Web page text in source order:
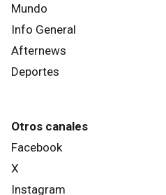
Mundo
Info General
Afternews
Deportes
Otros canales
Facebook
X
Instagram